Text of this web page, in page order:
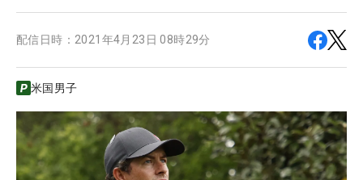
配信日時： 2021年4月23日 08時29分
米国男子